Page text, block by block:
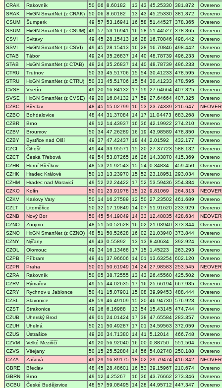
CRAK
Rakovník 50 06 8.60182 13 43 45.25330 381.872
Overeno
SRAK
HxGN SmartNet (z CRAK) 50 06 8.60182 13 43 45.25330 381.872
Overeno
CSUM
Šumperk 49 57 53.16941 16 58 51.44527 378.365
Overeno
SSUM
HxGN SmartNet (z CSUM) 49 57 53.16941 16 58 51.44527 378.365
Overeno
CSVI
Svitavy 49 45 28.15413 16 28 16.70846 498.442
Overeno
SSVI
HxGN SmartNet (z CSVI) 49 45 28.15413 16 28 16.70846 498.442
Overeno
CTAB
Tábor 49 24 35.26837 14 40 48.78739 496.233
Overeno
STAB
HxGN SmartNet (z CTAB) 49 24 35.26837 14 40 48.78739 496.233
Overeno
CTRU
Trutnov 50 33 45.51706 15 54 30.41233 478.595
Overeno
STRU
HxGN SmartNet (z CTRU) 50 33 45.51706 15 54 30.41233 478.595
Overeno
CVSE
Vsetín 49 20 16.84132 17 59 27.64664 407.325
Overeno
SVSE
HxGN SmartNet (z CVSE) 49 20 16.84132 17 59 27.64664 407.325
Overeno
CZBC
Břeclav 48 45 15.02799 16 53 23.74339 216.647
CZBO
Bohdalovice 48 44 31.37084 14 17 11.04473 683.268
Overeno
CZBR
Brno 49 12 14.43937 16 36 42.19922 274.210
Overeno
CZBV
Broumov 50 34 47.26289 16 19 43.98589 478.850
Overeno
CZBY
Bystřice nad Olší 49 37 47.42437 18 44 2.01592 432.177
Overeno
CZCI
Čihošť 49 44 33.95571 15 20 27.37723 588.132
Overeno
CZCT
Česká Třebová 49 54 53.87265 16 26 14.33870 415.369
Overeno
CZHB
Horní Břečkov 48 53 21.92543 15 54 0.34834 459.450
Overeno
CZHK
Hradec Králové 50 13 13.23970 15 52 23.18951 293.034
Overeno
CZHM
Hradec nad Moravicí 49 52 22.24422 17 52 53.59436 354.384
Overeno
CZKO
Kolín 50 01 23.91978 15 12 9.81069 264.313
CZKV
Karlovy Vary 50 14 16.27589 12 50 27.23502 461.689
Overeno
CZLT
Litoměřice 50 32 17.19849 14 07 51.91620 233.929
Overeno
CZNB
Nový Bor 50 45 54.19049 14 33 12.48835 428.634
CZNO
Znojmo 48 51 50.52628 16 02 21.03940 373.844
Overeno
SZNO
HxGN SmartNet (z CZNO) 48 51 50.52628 16 02 21.03940 373.844
Overeno
CZNY
Nýřany 49 43 0.55892 13 13 8.40634 392.924
Overeno
CZOL
Olomouc 49 34 16.13468 17 15 1.45223 263.293
Overeno
CZPB
Příbram 49 41 37.96606 14 01 13.63254 602.120
Overeno
CZPR
Praha 50 01 50.61949 14 24 27.98583 253.545
CZRA
Rakovník 50 05 38.72555 13 43 26.45560 425.502
Overeno
CZRV
Rýmařov 49 55 44.02635 17 16 25.66194 667.985
Overeno
CZRY
Rychnov u Jablonce 50 41 15.07901 15 08 39.99453 488.444
Overeno
CZSL
Slavonice 48 59 46.49109 15 20 46.94730 576.923
Overeno
CZST
Strakonice 49 16 6.16988 13 54 15.43145 474.744
Overeno
CZUB
Uherský Brod 49 01 24.01424 17 38 47.65584 283.357
Overeno
CZUH
Uhelná 50 21 50.49287 17 01 34.59563 372.059
Overeno
CZUS
Ústrašice 49 20 34.71380 14 41 5.12014 466.748
Overeno
CZVM
Velké Meziříčí 49 20 56.92040 16 00 0.88750 551.504
Overeno
CZVS
Všejany 50 15 25.52884 14 56 54.02748 250.188
Overeno
CZZA
Zašová 49 29 16.89175 18 02 29.79474 416.842
GBRE
Břeclav 48 45 28.48601 16 53 39.15967 210.674
Overeno
GBRN
Brno 49 12 4.25267 16 36 43.76662 273.346
Overeno
GCBU
České Budějovice 48 57 59.08495 14 28 44.95712 447.347
Overeno